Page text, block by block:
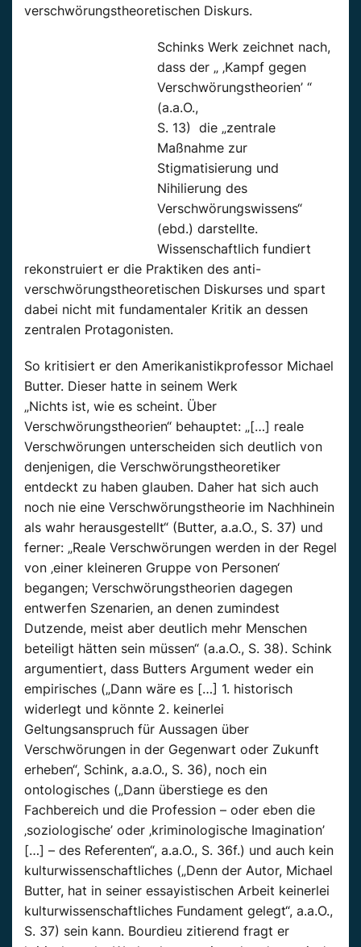
verschwörungstheoretischen Diskurs.
Schinks Werk zeichnet nach,
dass der „ ‚Kampf gegen
Verschwörungstheorien’ “
(a.a.O.,
S. 13) die „zentrale
Maßnahme zur
Stigmatisierung und
Nihilierung des
Verschwörungswissens“
(ebd.) darstellte.
Wissenschaftlich fundiert
rekonstruiert er die Praktiken des anti-
verschwörungstheoretischen Diskurses und spart
dabei nicht mit fundamentaler Kritik an dessen
zentralen Protagonisten.
So kritisiert er den Amerikanistikprofessor Michael
Butter. Dieser hatte in seinem Werk
„Nichts ist, wie es scheint. Über
Verschwörungstheorien“ behauptet: „[…] reale
Verschwörungen unterscheiden sich deutlich von
denjenigen, die Verschwörungstheoretiker
entdeckt zu haben glauben. Daher hat sich auch
noch nie eine Verschwörungstheorie im Nachhinein
als wahr herausgestellt“ (Butter, a.a.O., S. 37) und
ferner: „Reale Verschwörungen werden in der Regel
von ‚einer kleineren Gruppe von Personen‘
begangen; Verschwörungstheorien dagegen
entwerfen Szenarien, an denen zumindest
Dutzende, meist aber deutlich mehr Menschen
beteiligt hätten sein müssen“ (a.a.O., S. 38). Schink
argumentiert, dass Butters Argument weder ein
empirisches („Dann wäre es […] 1. historisch
widerlegt und könnte 2. keinerlei
Geltungsanspruch für Aussagen über
Verschwörungen in der Gegenwart oder Zukunft
erheben“, Schink, a.a.O., S. 36), noch ein
ontologisches („Dann überstiege es den
Fachbereich und die Profession – oder eben die
‚soziologische’ oder ‚kriminologische Imagination’
[…] – des Referenten“, a.a.O., S. 36f.) und auch kein
kulturwissenschaftliches („Denn der Autor, Michael
Butter, hat in seiner essayistischen Arbeit keinerlei
kulturwissenschaftliches Fundament gelegt“, a.a.O.,
S. 37) sein kann. Bourdieu zitierend fragt er